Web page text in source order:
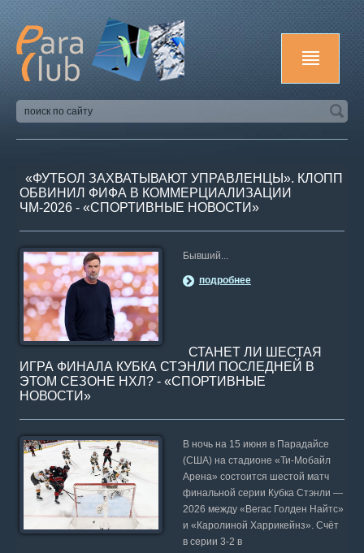
«ФУТБОЛ ЗАХВАТЫВАЮТ УПРАВЛЕНЦЫ». КЛОПП
ОБВИНИЛ ФИФА В КОММЕРЦИАЛИЗАЦИИ
ЧМ‑2026 - «СПОРТИВНЫЕ НОВОСТИ»
Бывший...
подробнее
СТАНЕТ ЛИ ШЕСТАЯ
ИГРА ФИНАЛА КУБКА СТЭНЛИ ПОСЛЕДНЕЙ В
ЭТОМ СЕЗОНЕ НХЛ? - «СПОРТИВНЫЕ
НОВОСТИ»
В ночь на 15 июня в Парадайсе
(США) на стадионе «Ти-Мобайл
Арена» состоится шестой матч
финальной серии Кубка Стэнли —
2026 между «Вегас Голден Найтс»
и «Каролиной Харрикейнз». Счёт
в серии 3-2 в